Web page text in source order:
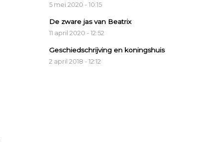
5 mei 2020 - 10:15
De zware jas van Beatrix
11 april 2020 - 12:52
Geschiedschrijving en koningshuis
2 april 2018 - 12:12